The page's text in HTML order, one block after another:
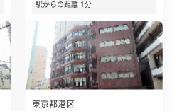
駅からの距離 1分
東京都港区